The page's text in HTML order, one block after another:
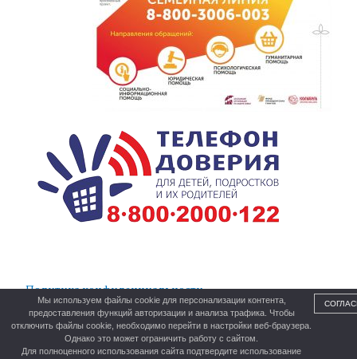
Политика конфиденциальности
Мы используем файлы cookie для персонализации контента,
предоставления функций авторизации и анализа трафика. Чтобы
отключить файлы cookie, необходимо перейти в настройки веб-браузера.
Однако это может ограничить работу с сайтом.
Для полноценного использования сайта подтвердите использование